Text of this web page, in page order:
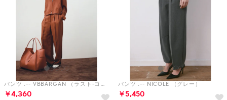
パンツ .-- VBBARGAN （ラスト-コッパー）
￥4,360
パンツ .-- NICOLE （グレー）
￥5,450